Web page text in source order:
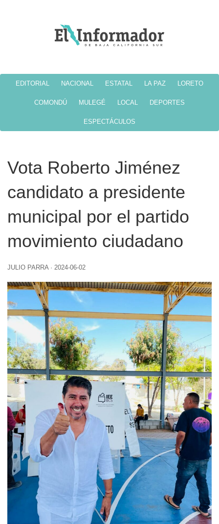
EDITORIAL NACIONAL ESTATAL LA PAZ LORETO
COMONDÚ MULEGÉ LOCAL DEPORTES
ESPECTÁCULOS
Vota Roberto Jiménez
candidato a presidente
municipal por el partido
movimiento ciudadano
JULIO PARRA · 2024-06-02